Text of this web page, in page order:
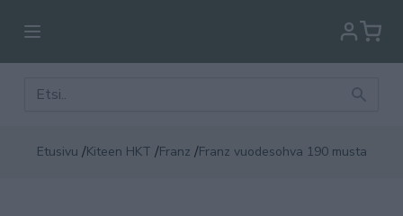
Etusivu /Kiteen HKT /Franz /Franz vuodesohva 190 musta